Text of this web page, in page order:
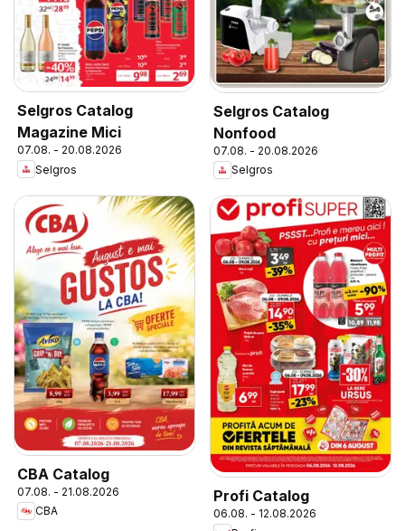
Selgros Catalog
Magazine Mici
07.08. - 20.08.2026
Selgros
Selgros Catalog
Nonfood
07.08. - 20.08.2026
Selgros
CBA Catalog
07.08. - 21.08.2026
CBA
Profi Catalog
06.08. - 12.08.2026